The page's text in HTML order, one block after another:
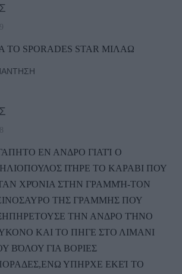
ΤΟ SPORADES STAR ΜΙΛΑΩ
ΕΝ ΑΝΔΡΟ ΓΙΑΤΊ Ο
ΠΉΡΕ ΤΟ ΚΑΡΑΒΙ ΠΟΥ
ΧΡΌΝΙΑ ΣΤΗΝ ΓΡΑΜΜΉ-ΤΟΝ
ΤΗΣ ΓΡΑΜΜΗΣ ΠΟΥ
ΤΗΝ ΑΝΔΡΟ ΤΉΝΟ
ΚΑΙ ΤΟ ΠΗΓΕ ΣΤΟ ΛΙΜΑΝΙ
ΒΌΛΟΥ ΓΙΑ ΒΟΡΙΕΣ
ΥΠΗΡΧΕ ΕΚΕΊ ΤΟ